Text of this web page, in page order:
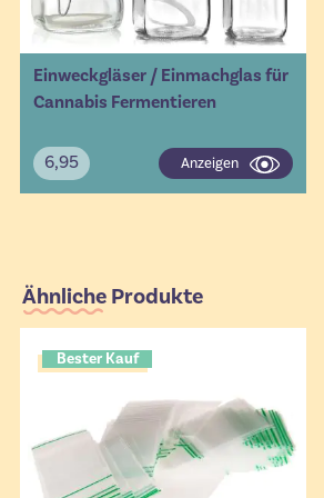
Einweckgläser / Einmachglas für
Cannabis Fermentieren
6,95 Anzeigen
Ähnliche Produkte
Bester Kauf